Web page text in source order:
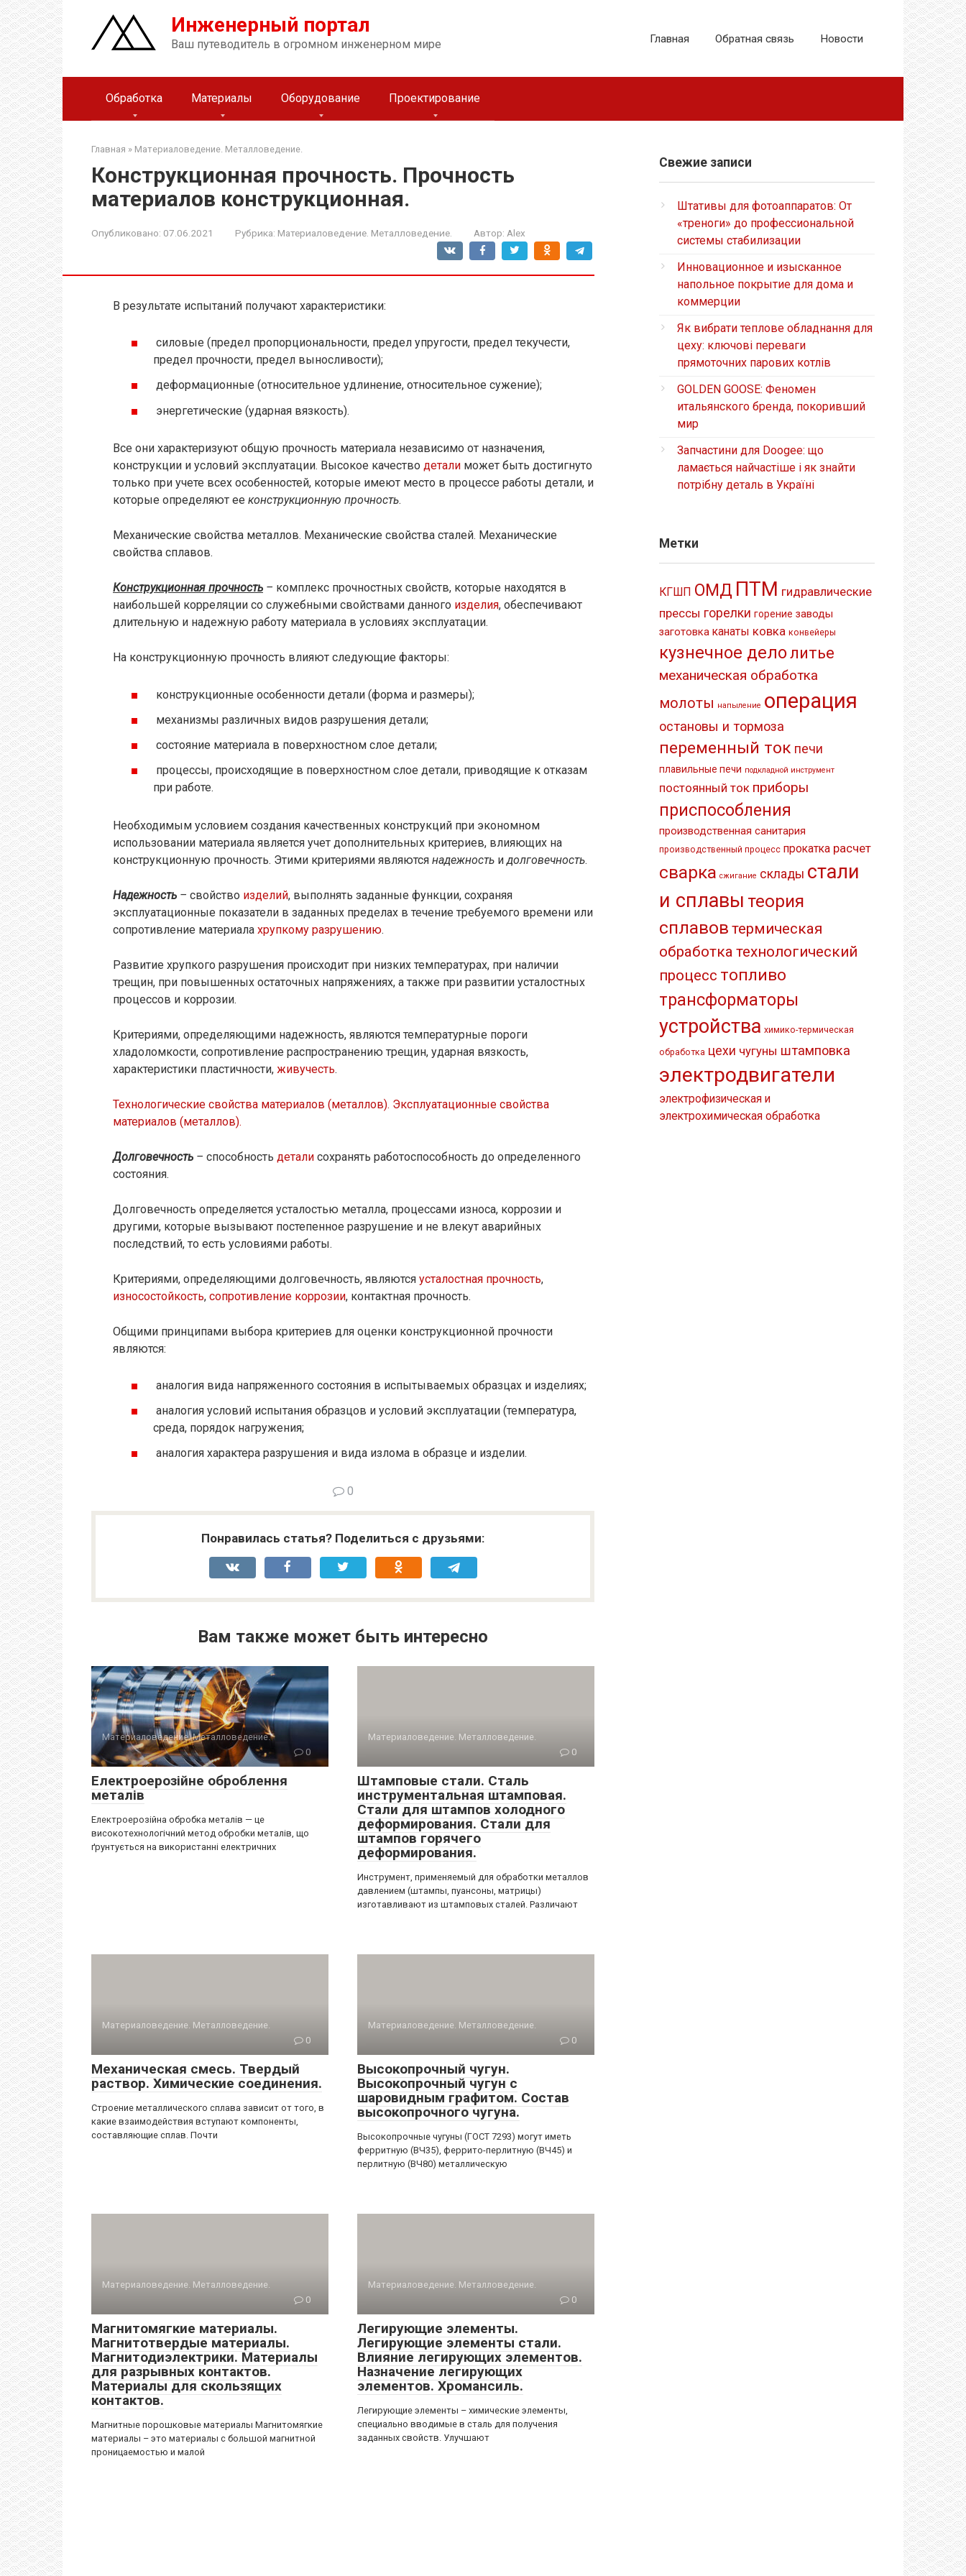
Перейти
к
контенту
Инженерный портал
Ваш путеводитель в огромном инженерном мире Главная Обратная связь Новости
Обработка Материалы Оборудование Проектирование
Главная » Материаловедение. Металловедение.
Конструкционная прочность. Прочность
материалов конструкционная.
Опубликовано: 07.06.2021 Рубрика: Материаловедение. Металловедение. Автор: Alex
В результате испытаний получают характеристики:
силовые (предел пропорциональности, предел упругости, предел текучести,
предел прочности, предел выносливости);
деформационные (относительное удлинение, относительное сужение);
энергетические (ударная вязкость).
Все они характеризуют общую прочность материала независимо от назначения,
конструкции и условий эксплуатации. Высокое качество детали может быть достигнуто
только при учете всех особенностей, которые имеют место в процессе работы детали, и
которые определяют ее конструкционную прочность.
Механические свойства металлов. Механические свойства сталей. Механические
свойства сплавов.
Конструкционная прочность – комплекс прочностных свойств, которые находятся в
наибольшей корреляции со служебными свойствами данного изделия, обеспечивают
длительную и надежную работу материала в условиях эксплуатации.
На конструкционную прочность влияют следующие факторы:
конструкционные особенности детали (форма и размеры);
механизмы различных видов разрушения детали;
состояние материала в поверхностном слое детали;
процессы, происходящие в поверхностном слое детали, приводящие к отказам
при работе.
Необходимым условием создания качественных конструкций при экономном
использовании материала является учет дополнительных критериев, влияющих на
конструкционную прочность. Этими критериями являются надежность идолговечность.
Надежность – свойство изделий, выполнять заданные функции, сохраняя
эксплуатационные показатели в заданных пределах в течение требуемого времени или
сопротивление материала хрупкому разрушению.
Развитие хрупкого разрушения происходит при низких температурах, при наличии
трещин, при повышенных остаточных напряжениях, а также при развитии усталостных
процессов и коррозии.
Критериями, определяющими надежность, являются температурные пороги
хладоломкости, сопротивление распространению трещин, ударная вязкость,
характеристики пластичности, живучесть.
Технологические свойства материалов (металлов). Эксплуатационные свойства
материалов (металлов).
Долговечность – способность детали сохранять работоспособность до определенного
состояния.
Долговечность определяется усталостью металла, процессами износа, коррозии и
другими, которые вызывают постепенное разрушение и не влекут аварийных
последствий, то есть условиями работы.
Критериями, определяющими долговечность, являются усталостная прочность,
износостойкость, сопротивление коррозии, контактная прочность.
Общими принципами выбора критериев для оценки конструкционной прочности
являются:
аналогия вида напряженного состояния в испытываемых образцах и изделиях;
аналогия условий испытания образцов и условий эксплуатации (температура,
среда, порядок нагружения;
аналогия характера разрушения и вида излома в образце и изделии.
0
Понравилась статья? Поделиться с друзьями:
Вам также может быть интересно
Материаловедение. Металловедение.
0
Електроерозійне оброблення
металів
Електроерозійна обробка металів — це
високотехнологічний метод обробки металів, що
ґрунтується на використанні електричних
Материаловедение. Металловедение.
0
Штамповые стали. Сталь
инструментальная штамповая.
Стали для штампов холодного
деформирования. Стали для
штампов горячего
деформирования.
Инструмент, применяемый для обработки металлов
давлением (штампы, пуансоны, матрицы)
изготавливают из штамповых сталей. Различают
Материаловедение. Металловедение.
0
Механическая смесь. Твердый
раствор. Химические соединения.
Строение металлического сплава зависит от того, в
какие взаимодействия вступают компоненты,
составляющие сплав. Почти
Материаловедение. Металловедение.
0
Высокопрочный чугун.
Высокопрочный чугун с
шаровидным графитом. Состав
высокопрочного чугуна.
Высокопрочные чугуны (ГОСТ 7293) могут иметь
ферритную (ВЧ35), феррито-перлитную (ВЧ45) и
перлитную (ВЧ80) металлическую
Материаловедение. Металловедение.
0
Магнитомягкие материалы.
Магнитотвердые материалы.
Магнитодиэлектрики. Материалы
для разрывных контактов.
Материалы для скользящих
контактов.
Магнитные порошковые материалы Магнитомягкие
материалы – это материалы с большой магнитной
проницаемостью и малой
Материаловедение. Металловедение.
0
Легирующие элементы.
Легирующие элементы стали.
Влияние легирующих элементов.
Назначение легирующих
элементов. Хромансиль.
Легирующие элементы – химические элементы,
специально вводимые в сталь для получения
заданных свойств. Улучшают
Свежие записи
Штативы для фотоаппаратов: От
«треноги» до профессиональной
системы стабилизации
Инновационное и изысканное
напольное покрытие для дома и
коммерции
Як вибрати теплове обладнання для
цеху: ключові переваги
прямоточних парових котлів
GOLDEN GOOSE: Феномен
итальянского бренда, покоривший
мир
Запчастини для Doogee: що
ламається найчастіше і як знайти
потрібну деталь в Україні
Метки
КГШП ОМД ПТМ гидравлические
прессы горелки горение заводы
заготовка канаты ковка конвейеры
кузнечное делолитье
механическая обработка
молоты напыление операция
остановы и тормоза
переменный ток печи
плавильные печи подкладной инструмент
постоянный ток приборы
приспособления
производственная санитария
производственный процесс прокатка расчет
сварка сжигание склады стали
и сплавы теория
сплавов термическая
обработка технологический
процесс топливо
трансформаторы
устройства химико-термическая
обработка цехи чугуны штамповка
электродвигатели
электрофизическая и
электрохимическая обработка